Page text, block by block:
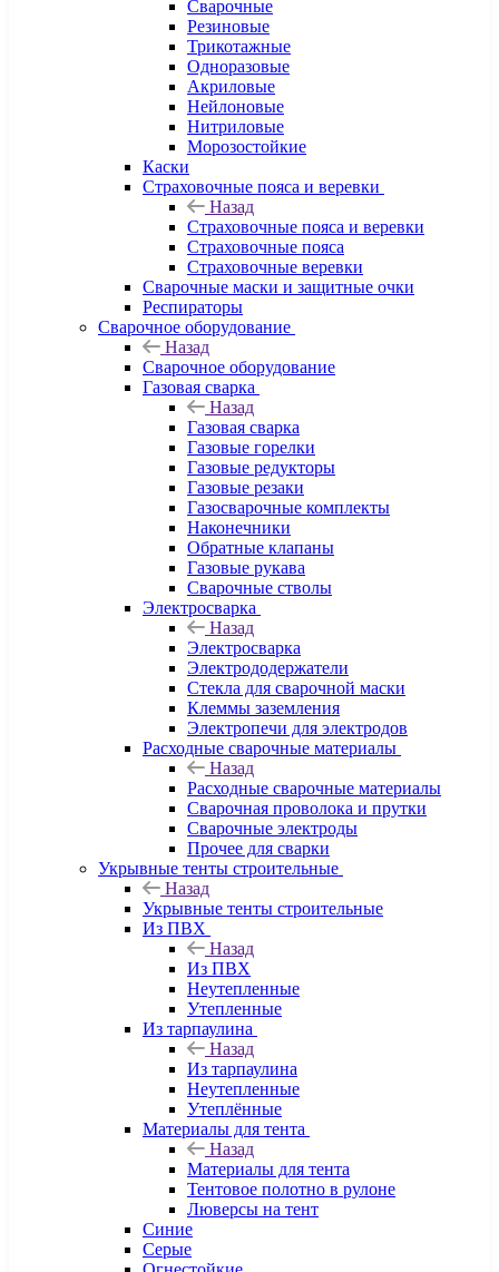
Сварочные
Резиновые
Трикотажные
Одноразовые
Акриловые
Нейлоновые
Нитриловые
Морозостойкие
Каски
Страховочные пояса и веревки
Назад
Страховочные пояса и веревки
Страховочные пояса
Страховочные веревки
Сварочные маски и защитные очки
Респираторы
Сварочное оборудование
Назад
Сварочное оборудование
Газовая сварка
Назад
Газовая сварка
Газовые горелки
Газовые редукторы
Газовые резаки
Газосварочные комплекты
Наконечники
Обратные клапаны
Газовые рукава
Сварочные стволы
Электросварка
Назад
Электросварка
Электрододержатели
Стекла для сварочной маски
Клеммы заземления
Электропечи для электродов
Расходные сварочные материалы
Назад
Расходные сварочные материалы
Сварочная проволока и прутки
Сварочные электроды
Прочее для сварки
Укрывные тенты строительные
Назад
Укрывные тенты строительные
Из ПВХ
Назад
Из ПВХ
Неутепленные
Утепленные
Из тарпаулина
Назад
Из тарпаулина
Неутепленные
Утеплённые
Материалы для тента
Назад
Материалы для тента
Тентовое полотно в рулоне
Люверсы на тент
Синие
Серые